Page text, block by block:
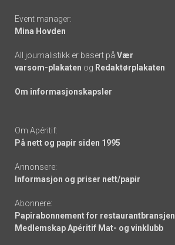
Event manager:
Mina Hovden
All journalistikk er basert på Vær
varsom-plakaten og Redaktørplakaten
Om informasjonskapsler
Om Apéritif:
På nett og papir siden 1995
Annonsere:
Informasjon og priser nett/papir
Abonnere:
Papirabonnement for restaurantbransjen
Medlemskap Apéritif Mat- og vinklubb